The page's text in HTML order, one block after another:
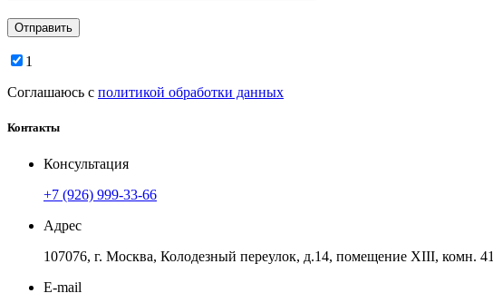
1
Соглашаюсь с политикой обработки данных
Контакты
Консультация
+7 (926) 999-33-66
Адрес
107076, г. Москва, Колодезный переулок, д.14, помещение ХIII, комн. 41
E-mail